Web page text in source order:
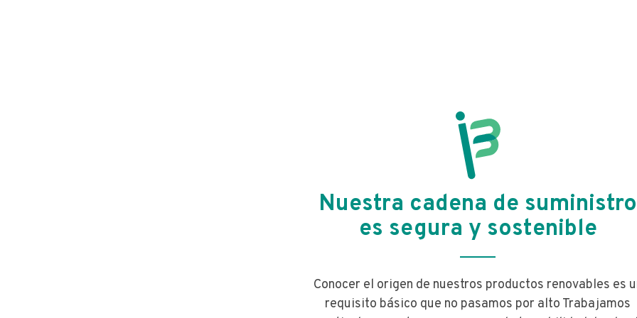
Nuestra cadena de suministro
es segura y sostenible
Conocer el origen de nuestros productos renovables es
requisito básico que no pasamos por alto Trabajamos